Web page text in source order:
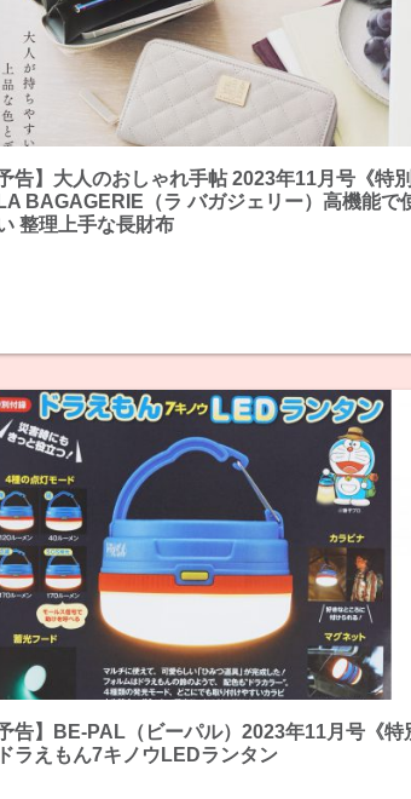
告】大人のおしゃれ手帖 2023年11月号《特
BAGAGERIE（ラ バガジェリー）高機能で
整理上手な長財布
予告】BE-PAL（ビーパル）2023年11月号《特
ラえもん7キノウLEDランタン